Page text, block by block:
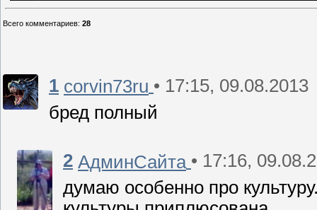
Всего комментариев: 28
1 corvin73ru • 17:15, 09.08.2013
бред полный
2 АдминСайта • 17:16,
думаю особенно про